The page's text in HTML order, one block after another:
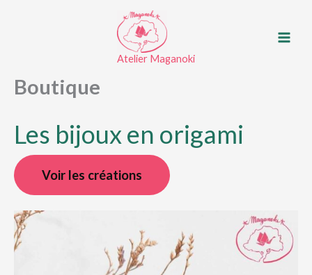
Atelier Maganoki
Boutique
Les bijoux en origami
Voir les créations